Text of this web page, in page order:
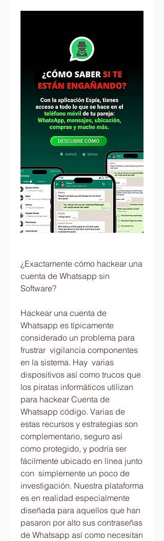
¿Exactamente cómo hackear una
cuenta de Whatsapp sin
Software?
Hackear una cuenta de
Whatsapp es típicamente
considerado un problema para
frustrar  vigilancia componentes
en la sistema. Hay  varias
dispositivos así como trucos que
los piratas informáticos utilizan
para hackear Cuenta de
Whatsapp código. Varias de
estas recursos y estrategias son
complementario, seguro así
como protegido, y podría ser
fácilmente ubicado en línea junto
con  simplemente un poco de
investigación. Nuestra plataforma
es en realidad especialmente
diseñada para aquellos que han
pasaron por alto sus contraseñas
de Whatsapp así como necesitan